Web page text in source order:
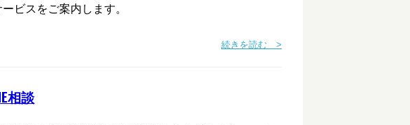
ビスをご案内します。
続きを読む >
相談